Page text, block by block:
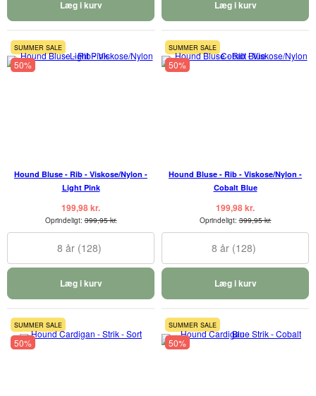
Læg i kurv Læg i kurv
SUMMER SALE
50%
Hound Bluse - Rib - Viskose/Nylon -
Light Pink
199,98 kr.
Oprindeligt:399,95 kr.
8 år (128)
Læg i kurv
SUMMER SALE
50%
Hound Bluse - Rib - Viskose/Nylon -
Cobalt Blue
199,98 kr.
Oprindeligt:399,95 kr.
8 år (128)
Læg i kurv
SUMMER SALE
50%
SUMMER SALE
50%